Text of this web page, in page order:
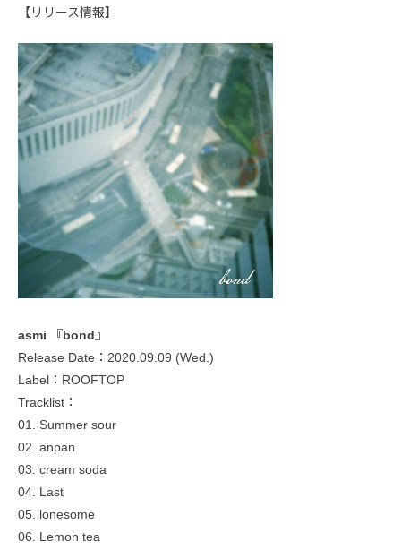
【リリース情報】
asmi 『bond』
Release Date：2020.09.09 (Wed.)
Label：ROOFTOP
Tracklist：
01. Summer sour
02. anpan
03. cream soda
04. Last
05. lonesome
06. Lemon tea